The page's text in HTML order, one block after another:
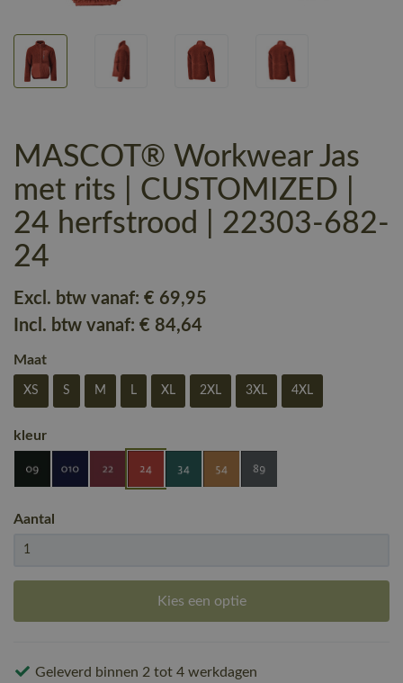
MASCOT® Workwear Jas
met rits | CUSTOMIZED |
24 herfstrood | 22303-682-
24
Excl. btw vanaf: € 69,95
Incl. btw vanaf: € 84,64
Maat
XS S M L XL 2XL 3XL 4XL
kleur
Aantal
Kies een optie
Geleverd binnen 2 tot 4 werkdagen